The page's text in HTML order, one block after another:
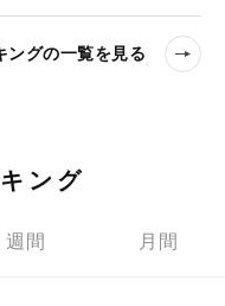
ングの一覧を見る
ング
週間 月間